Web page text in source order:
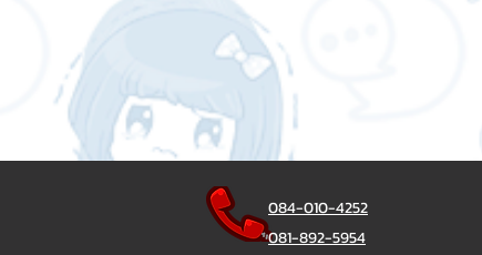
084-010-4252
081-892-5954